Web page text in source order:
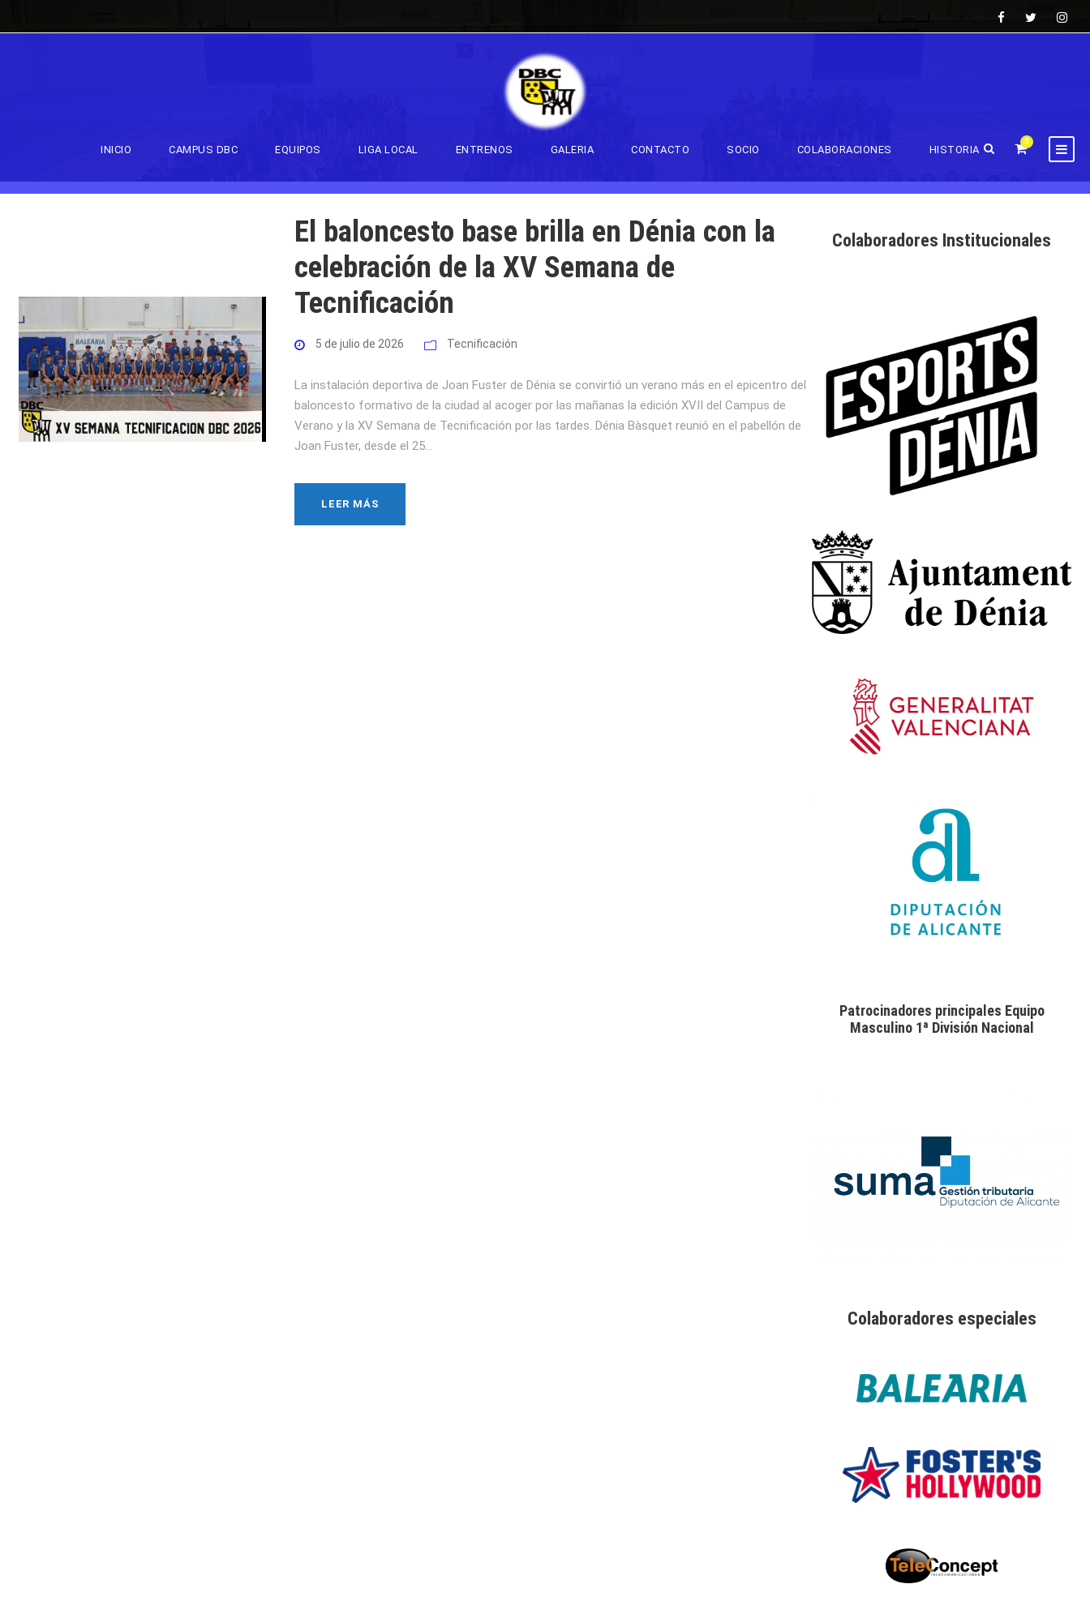
INICIO CAMPUS DBC EQUIPOS LIGA LOCAL ENTRENOS GALERIA CONTACTO SOCIO COLABORACIONES HISTORIA
0
DAY
El baloncesto base brilla en Dénia con la
celebración de la XV Semana de
Tecnificación
5 de julio de 2026 Tecnificación
La instalación deportiva de Joan Fuster de Dénia se convirtió un verano más en el epicentro del
baloncesto formativo de la ciudad al acoger por las mañanas la edición XVII del Campus de
Verano y la XV Semana de Tecnificación por las tardes. Dénia Bàsquet reunió en el pabellón de
Joan Fuster, desde el 25...
LEER MÁS
Colaboradores Institucionales
Patrocinadores principales Equipo
Masculino 1ª División Nacional
Colaboradores especiales